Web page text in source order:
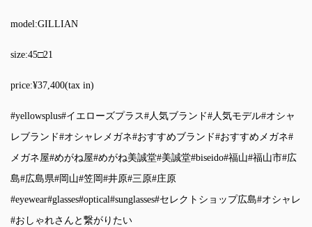
model:GILLIAN
size:45□21
price:¥37,400(tax in)
#yellowsplus#イエローズプラス#人気ブランド#人気モデル#オシャ
レブランド#オシャレメガネ#おすすめブランド#おすすめメガネ#
メガネ屋#めがね屋#めがね美誠堂#美誠堂#biseido#福山#福山市#広
島#広島県#岡山#笠岡 #井原#三原#庄原
#eyewear#glasses#optical#sunglasses#セレクトショップ広島#オシャレ
#おしゃれさんと繋がりたい